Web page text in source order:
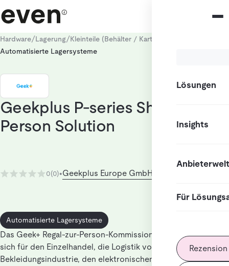
Lösungen
Insights
Anbieterwelt
Für
Hardware/Lagerung/Kleinteile (Behälter / Kartons)
Automatisierte Lagersysteme
Geekplus P-series Shelf-to-
Person Solution
0(0)•Geekplus Europe GmbH
Automatisierte Lagersysteme
Das Geek+ Regal-zur-Person-Kommissioniersystem eignet
sich für den Einzelhandel, die Logistik von Drittanbietern, die
Bekleidungsindustrie, den elektronischen Handel, die